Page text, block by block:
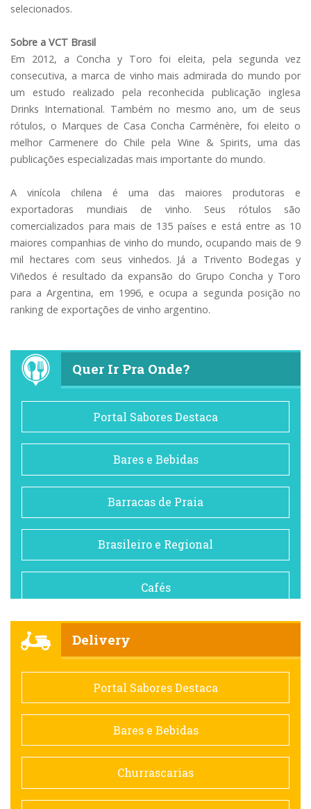
selecionados.
Sobre a VCT Brasil
Em 2012, a Concha y Toro foi eleita, pela segunda vez
consecutiva, a marca de vinho mais admirada do mundo por
um estudo realizado pela reconhecida publicação inglesa
Drinks International. Também no mesmo ano, um de seus
rótulos, o Marques de Casa Concha Carménère, foi eleito o
melhor Carmenere do Chile pela Wine & Spirits, uma das
publicações especializadas mais importante do mundo.
A vinícola chilena é uma das maiores produtoras e
exportadoras mundiais de vinho. Seus rótulos são
comercializados para mais de 135 países e está entre as 10
maiores companhias de vinho do mundo, ocupando mais de 9
mil hectares com seus vinhedos. Já a Trivento Bodegas y
Viñedos é resultado da expansão do Grupo Concha y Toro
para a Argentina, em 1996, e ocupa a segunda posição no
ranking de exportações de vinho argentino.
Quer Ir Pra Onde?
Portal Sabores Destaca
Bares e Bebidas
Barracas de Praia
Brasileiro e Regional
Cafés
Comida saudável
Contemporânea
Doceria
Espanhola
Delivery
Portal Sabores Destaca
Bares e Bebidas
Churrascarias